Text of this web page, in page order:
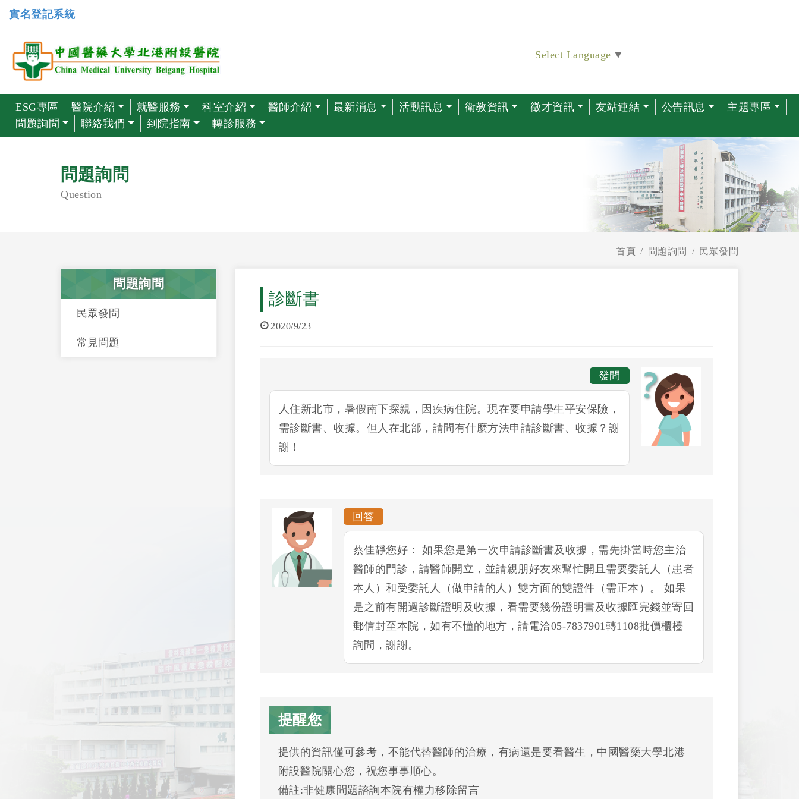
實名登記系統
Select Language ▼
ESG專區 醫院介紹 就醫服務 科室介紹 醫師介紹 最新消息 活動訊息 衛教資訊 徵才資訊 友站連結 公告訊息
主題專區
問題詢問
聯絡我們 到院指南 轉診服務
問題詢問
Question
首頁 問題詢問 民眾發問
問題詢問
民眾發問
常見問題
診斷書
2020/9/23
發問
人住新北市，暑假南下探親，因疾病住院。現在要申請學生平安保險，
需診斷書、收據。但人在北部，請問有什麼方法申請診斷書、收據？謝
謝！
回答
蔡佳靜您好： 如果您是第一次申請診斷書及收據，需先掛當時您主治
醫師的門診，請醫師開立，並請親朋好友來幫忙開且需要委託人（患者
本人）和受委託人（做申請的人）雙方面的雙證件（需正本）。 如果
是之前有開過診斷證明及收據，看需要幾份證明書及收據匯完錢並寄回
郵信封至本院，如有不懂的地方，請電洽05-7837901轉1108批價櫃檯
詢問，謝謝。
提醒您
提供的資訊僅可參考，不能代替醫師的治療，有病還是要看醫生，中國醫藥大學北港
附設醫院關心您，祝您事事順心。
備註:非健康問題諮詢本院有權力移除留言